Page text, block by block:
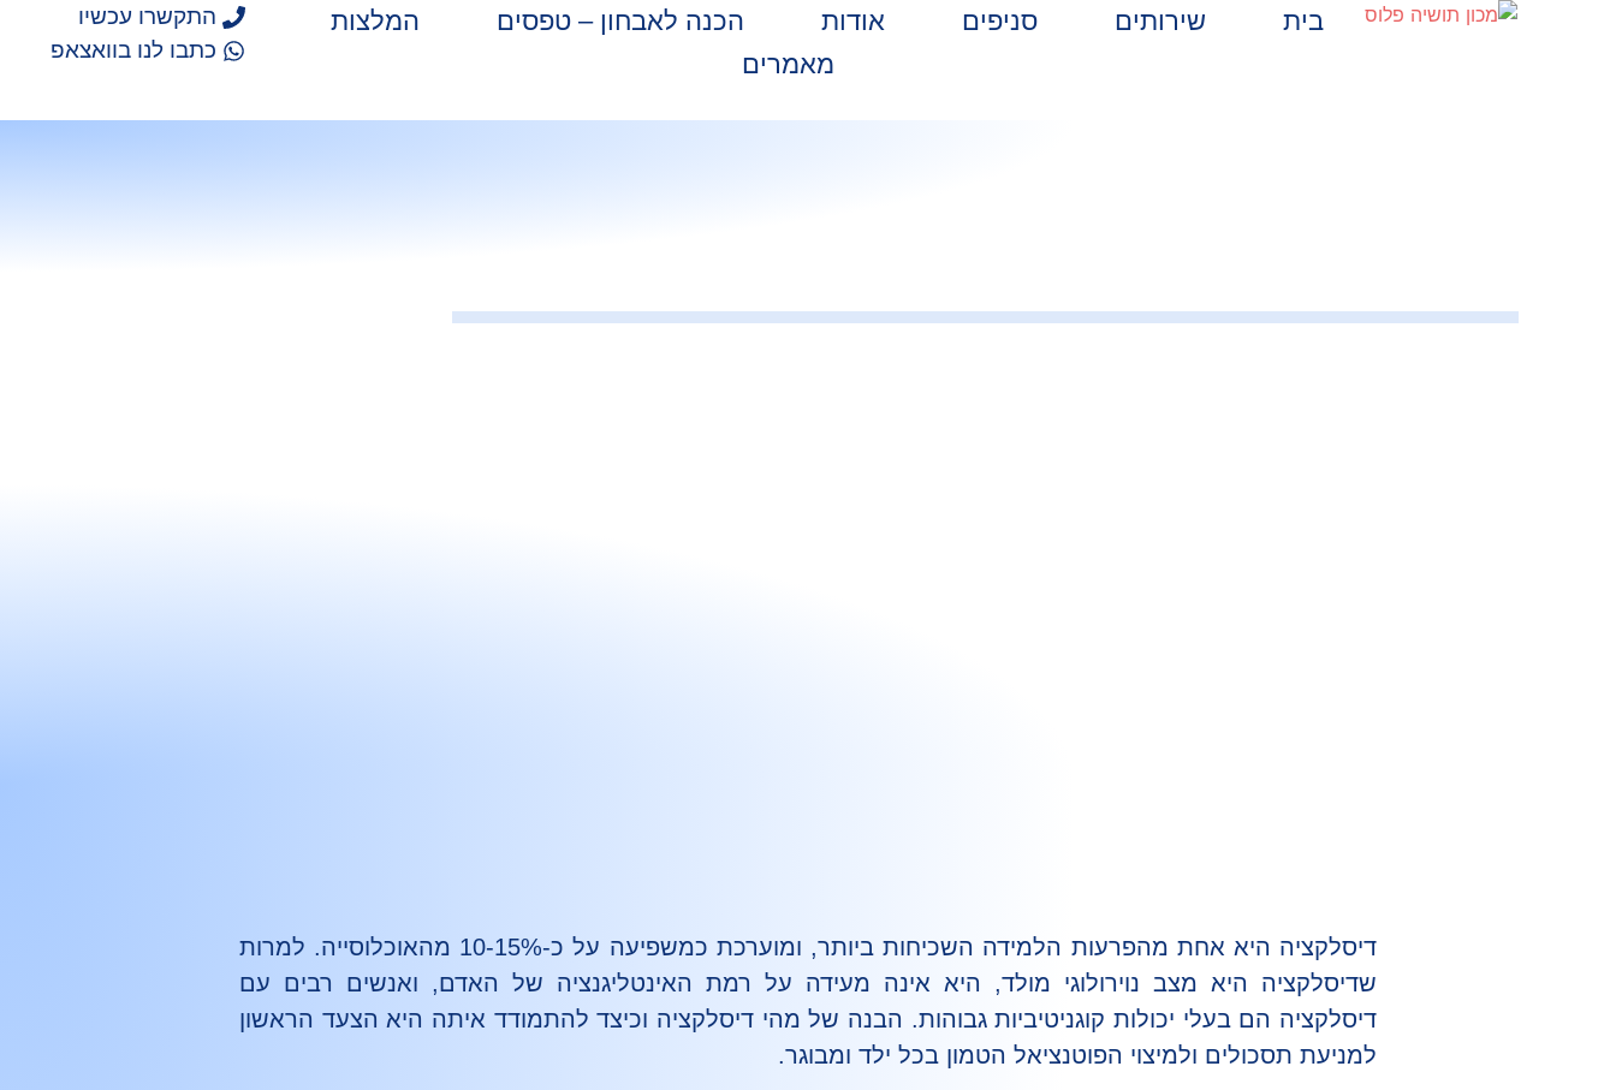
בית שירותים סניפים אודות הכנה לאבחון – טפסים
המלצות
מאמרים
התקשרו עכשיו
כתבו לנו בוואצאפ
דיסלקציה היא אחת מהפרעות הלמידה השכיחות ביותר, ומוערכת כמשפיעה על כ-10-15% מהאוכלוסייה. למרות
שדיסלקציה היא מצב נוירולוגי מולד, היא אינה מעידה על רמת האינטליגנציה של האדם, ואנשים רבים עם
דיסלקציה הם בעלי יכולות קוגניטיביות גבוהות. הבנה של מהי דיסלקציה וכיצד להתמודד איתה היא הצעד הראשון
למניעת תסכולים ולמיצוי הפוטנציאל הטמון בכל ילד ומבוגר.